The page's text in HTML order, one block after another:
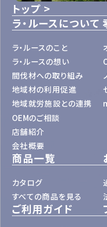
トップ
ラ・ルースについて
ラ・ルースのこと
ラ・ルースの想い
間伐材への取り組み
地域材の利用促進
地域就労施設との連携
OEMのご相談
店舗紹介
会社概要
商品一覧
カタログ
すべての商品を見る
ご利用ガイド